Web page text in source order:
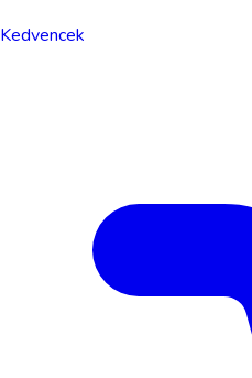
Kedvencek